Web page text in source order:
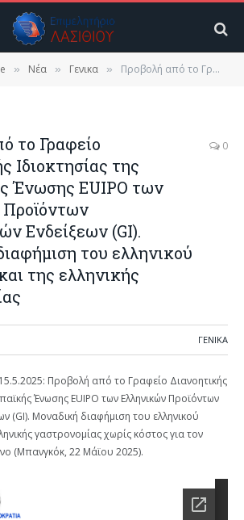
» Νέα » Γενικα » Προβολή από το Γραφείο Διανοητικής Ιδιοκτησίας της Ευρωπαϊκής Ένωσης EUIPO των Ελληνικών Προϊόντων Γεωγραφικών Ενδείξεων (GI). Μοναδική διαφήμιση του ελληνικού τουρισμού και της ελληνικής γαστρονομίας
το Γραφείο
Ιδιοκτησίας της
Ένωσης EUIPO των
Ενδείξεων (GI).
του ελληνικού
της ελληνικής
0
ΓΕΝΙΚΑ
Προβολή από το Γραφείο Διανοητικής
Ένωσης EUIPO των Ελληνικών Προϊόντων
(GI). Μοναδική διαφήμιση του ελληνικού
γαστρονομίας χωρίς κόστος για τον
(Μπανγκόκ, 22 Μάϊου 2025).